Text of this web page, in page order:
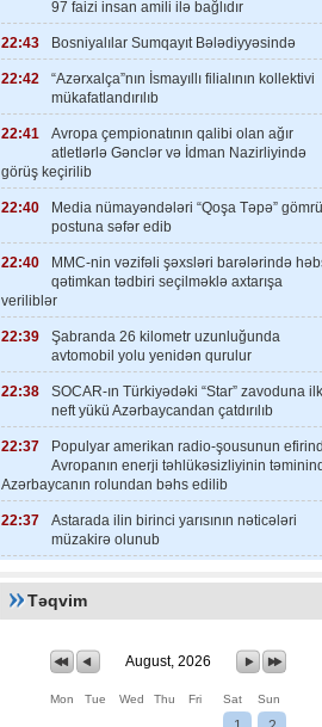
97 faizi insan amili ilə bağlıdır
22:43 Bosniyalılar Sumqayıt Bələdiyyəsində
22:42
“Azərxalça”nın İsmayıllı filialının kollektivi
mükafatlandırılıb
22:41
Avropa çempionatının qalibi olan ağır
atletlərlə Gənclər və İdman Nazirliyində
görüş keçirilib
22:40
Media nümayəndələri “Qoşa Təpə”
postuna səfər edib
22:40
MMC-nin vəzifəli şəxsləri barələrində
qətimkan tədbiri seçilməklə axtarışa
veriliblər
22:39
Şabranda 26 kilometr uzunluğunda
avtomobil yolu yenidən qurulur
22:38
SOCAR-ın Türkiyədəki “Star” zavoduna ilk
neft yükü Azərbaycandan çatdırılıb
22:37
Populyar amerikan radio-şousunun
Avropanın enerji təhlükəsizliyinin
Azərbaycanın rolundan bəhs edilib
22:37
Astarada ilin birinci yarısının nəticələri
müzakirə olunub
Təqvim
August, 2026
Mon Tue Wed Thu Fri Sat Sun